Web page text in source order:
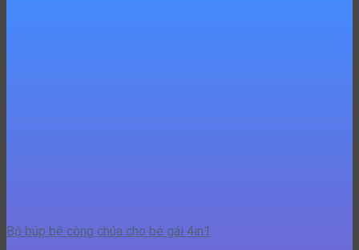
Bộ búp bê công chúa cho bé gái 4in1